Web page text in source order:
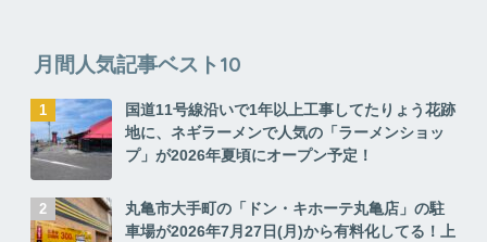
月間人気記事ベスト10
国道11号線沿いで1年以上工事してたりょう花跡
地に、ネギラーメンで人気の「ラーメンショッ
プ」が2026年夏頃にオープン予定！
丸亀市大手町の「ドン・キホーテ丸亀店」の駐
車場が2026年7月27日(月)から有料化してる！上